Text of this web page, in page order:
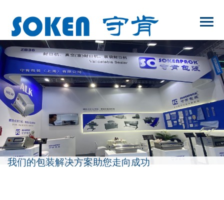
我们的包装解决方案助您走向成功